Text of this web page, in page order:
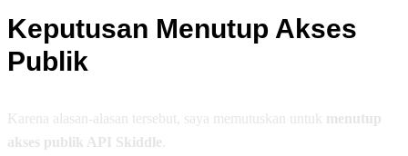
Keputusan Menutup Akses
Publik
Karena alasan-alasan tersebut, saya memutuskan untuk menutup
akses publik API Skiddle